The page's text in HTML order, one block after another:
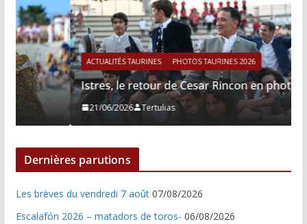
ACTUALITÉS TAURINES PHOTOS TAURINES 2026
Istres, le retour de Cesar Rincon en photos
21/06/2026 Tertulias
Dernières parutions
Les brèves du vendredi 7 août 07/08/2026
Escalafón 2026 – matadors de toros- 06/08/2026